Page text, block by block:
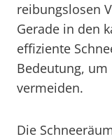
reibungslosen
Gerade in den
effiziente
Bedeutung, um
vermeiden.
Die